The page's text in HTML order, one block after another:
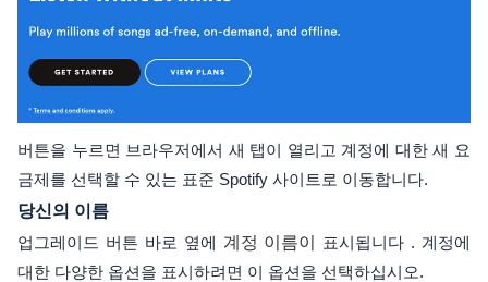
버튼을 누르면 브라우저에서 새 탭이 열리고 계정에 대한 새 요
금제를 선택할 수 있는 표준 Spotify 사이트로 이동합니다.
당신의 이름
업그레이드 버튼 바로 옆에 계정 이름이
표시됩니다 . 계정에
대한 다양한 옵션을 표시하려면 이 옵션을 선택하십시오.